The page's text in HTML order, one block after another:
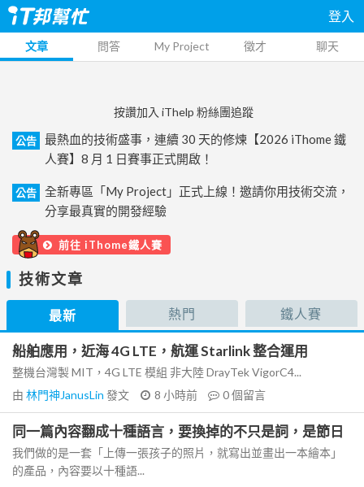
登入
文章 問答 My Project 徵才 聊天
按讚加入 iThelp 粉絲團追蹤
公告
最熱血的技術盛事，連續 30 天的修煉【2026 iThome 鐵
人賽】8 月 1 日賽事正式開啟！
公告
全新專區「My Project」正式上線！邀請你用技術交流，
分享最真實的開發經驗
前往 iThome鐵人賽
技術文章
最新 熱門 鐵人賽
船舶應用，近海 4G LTE，航運 Starlink 整合運用
整機台灣製 MIT，4G LTE 模組 非大陸 DrayTek VigorC4...
由 林門神JanusLin 發文 8 小時前 0個留言
同一篇內容翻成十種語言，要換掉的不只是詞，是節日
我們做的是一套「上傳一張孩子的照片，就寫出並畫出一本繪本」
的產品，內容要以十種語...